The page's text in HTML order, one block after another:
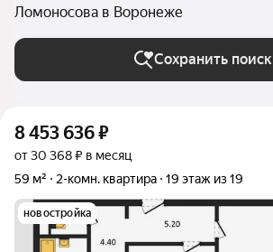
Ломоносова в Воронеже
Сохранить поиск
8 453 636₽
от 30 368 ₽ в месяц
59 м²
2-комн. квартира 19 этаж из 19
новостройка